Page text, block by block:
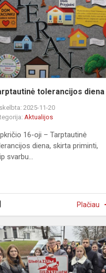
tolerancijos diena
2025-11-20
Aktualijos
16-oji – Tarptautinė
diena, skirta priminti,
svarbu...
Plačiau